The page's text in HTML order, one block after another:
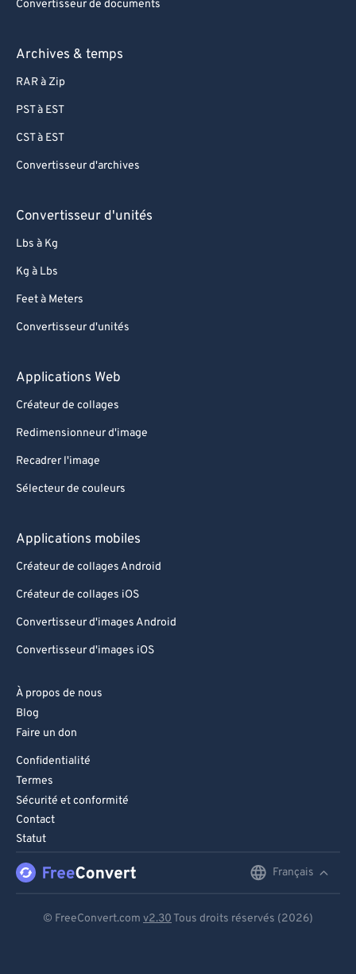
Convertisseur de documents
Archives & temps
RAR à Zip
PST à EST
CST à EST
Convertisseur d'archives
Convertisseur d'unités
Lbs à Kg
Kg à Lbs
Feet à Meters
Convertisseur d'unités
Applications Web
Créateur de collages
Redimensionneur d'image
Recadrer l'image
Sélecteur de couleurs
Applications mobiles
Créateur de collages Android
Créateur de collages iOS
Convertisseur d'images Android
Convertisseur d'images iOS
À propos de nous
Blog
Faire un don
Confidentialité
Termes
Sécurité et conformité
Contact
Statut
Français
© FreeConvert.com v2.30 Tous droits réservés (2026)